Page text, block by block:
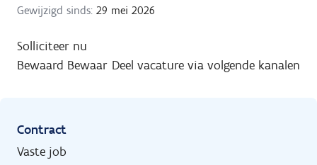
Gewijzigd sinds: 29 mei 2026
Solliciteer nu
Bewaard Bewaar Deel vacature via volgende kanalen
Contract
Vaste job